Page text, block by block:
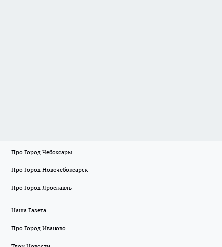
Про Город Чебоксары
Про Город Новочебоксарск
Про Город Ярославль
Наша Газета
Про Город Иваново